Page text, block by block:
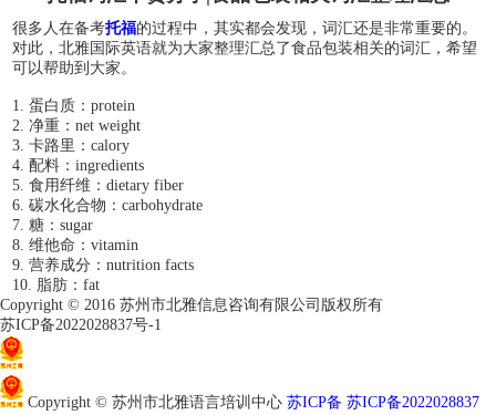
很多人在备考托福的过程中，其实都会发现，词汇还是非常重要的。
对此，北雅国际英语就为大家整理汇总了食品包装相关的词汇，希望
可以帮助到大家。
1. 蛋白质：protein
2. 净重：net weight
3. 卡路里：calory
4. 配料：ingredients
5. 食用纤维：dietary fiber
6. 碳水化合物：carbohydrate
7. 糖：sugar
8. 维他命：vitamin
9. 营养成分：nutrition facts
10. 脂肪：fat
Copyright © 2016 苏州市北雅信息咨询有限公司版权所有
苏ICP备2022028837号-1
Copyright © 苏州市北雅语言培训中心 苏ICP备 苏ICP备2022028837